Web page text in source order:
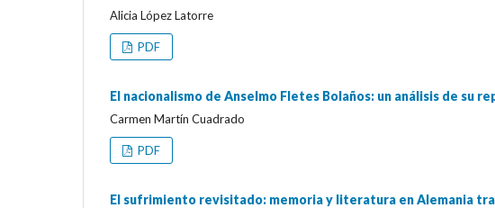
Alicia López Latorre
PDF
El nacionalismo de Anselmo Fletes Bolaños: un análisis de su
Carmen Martín Cuadrado
PDF
El sufrimiento revisitado: memoria y literatura en Alemania